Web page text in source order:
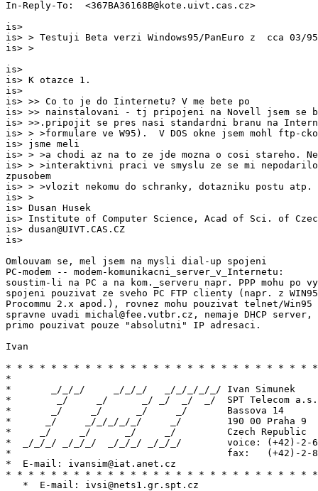
In-Reply-To:  <367BA36168B@kote.uivt.cas.cz>
is>
is> > Testuji Beta verzi Windows95/PanEuro z  cca 03/95
is> >
is>
is> K otazce 1.
is>
is> >> Co to je do Iinternetu? V me bete po
is> >> nainstalovani - tj pripojeni na Novell jsem se
is> >>.pripojit se pres nasi standardni branu na
is> > >formulare ve W95).  V DOS okne jsem mohl ftp-
is> jsme meli
is> > >a chodi az na to ze jde mozna o cosi stareho.
is> > >interaktivni praci ve smyslu ze se mi
zpusobem
is> > >vlozit nekomu do schranky, dotazniku postu atp.
is> >
is> Dusan Husek
is> Institute of Computer Science, Acad of Sci. of
is> dusan@UIVT.CAS.CZ
is>
Omlouvam se, mel jsem na mysli dial-up spojeni
PC-modem -- modem-komunikacni_server_v_Internetu:
soustim-li na PC a na kom._serveru napr. PPP mohu po
spojeni pouzivat ze sveho PC FTP clienty (napr. z
Procommu 2.x apod.), rovnez mohu pouzivat telnet/
spravne uvadi michal@fee.vutbr.cz, nemaje DHCP server,
primo pouzivat pouze "absolutni" IP adresaci.
Ivan
* * * * * * * * * * * * * * * * * * * * * * * * * * *
*
*       _/_/_/     _/_/_/   _/_/_/_/_/ Ivan
*        _/     _/      _/ _/  _/  _/  SPT Telecom
*       _/     _/      _/     _/       Bassova 14
*      _/     _/_/_/_/_/     _/        190 00
*     _/     _/      _/     _/         Czech
*  _/_/_/ _/_/_/  _/_/_/ _/_/_/        voice: (+42)-2-
*                                      fax:   (+42)-2-
*  E-mail: ivansim@iat.anet.cz
* * * * * * * * * * * * * * * * * * * * * * * * * * *
*  E-mail: ivsi@nets1.gr.spt.cz